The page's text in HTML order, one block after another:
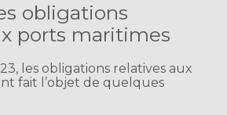
obligations
ports maritimes
les obligations relatives aux
fait l’objet de quelques